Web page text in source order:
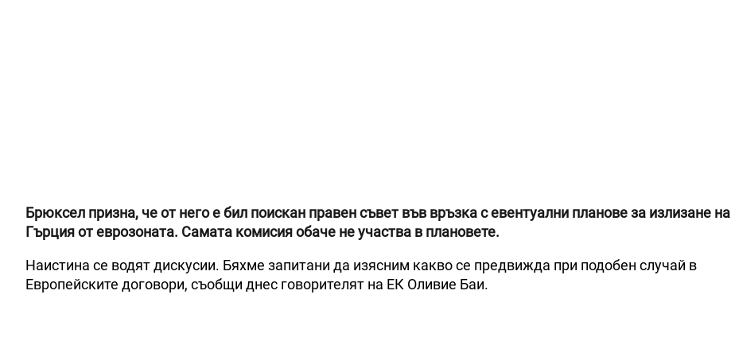
Брюксел призна, че от него е бил поискан правен съвет във връзка с евентуални планове за излизане на
Гърция от еврозоната. Самата комисия обаче не участва в плановете.
Наистина се водят дискусии. Бяхме запитани да изясним какво се предвижда при подобен случай в
Европейските договори, съобщи днес говорителят на ЕК Оливие Баи.